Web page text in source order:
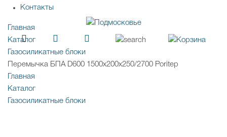
Контакты
Главная
Каталог
Газосиликатные блоки
Перемычка БПА D600 1500х200х250/2700 Poritep
Главная
Каталог
Газосиликатные блоки